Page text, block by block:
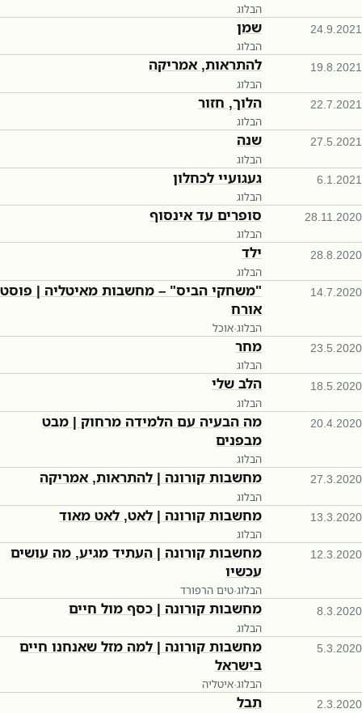
הבלוג
24.9.2021 שמן
הבלוג
19.8.2021 להתראות, אמריקה
הבלוג
22.7.2021 הלוך, חזור
הבלוג
27.5.2021 שנה
הבלוג
6.1.2021 געגועיי לכחלון
הבלוג
28.11.2020 סופרים עד אינסוף
הבלוג
28.8.2020 ילד
הבלוג
14.7.2020
"משחקי הביס" – מחשבות מאיטליה | פוסט
אורח
הבלוג·אוכל
23.5.2020 מחר
הבלוג
18.5.2020 הלב שלי
הבלוג
20.4.2020
מה הבעיה עם הלמידה מרחוק | מבט
מבפנים
הבלוג
27.3.2020 מחשבות קורונה | להתראות, אמריקה
הבלוג
13.3.2020 מחשבות קורונה | לאט, לאט מאוד
הבלוג
12.3.2020
מחשבות קורונה | העתיד מגיע, מה עושים
עכשיו
הבלוג·טים הרפורד
8.3.2020 מחשבות קורונה | כסף מול חיים
הבלוג
5.3.2020
מחשבות קורונה | למה מזל שאנחנו חיים
בישראל
הבלוג·איטליה
2.3.2020 תבל